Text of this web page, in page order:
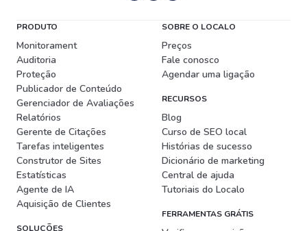
PRODUTO
Monitorament
Auditoria
Proteção
Publicador de Conteúdo
Gerenciador de Avaliações
Relatórios
Gerente de Citações
Tarefas inteligentes
Construtor de Sites
Estatísticas
Agente de IA
Aquisição de Clientes
SOLUÇÕES
SOBRE O LOCALO
Preços
Fale conosco
Agendar uma ligação
RECURSOS
Blog
Curso de SEO local
Histórias de sucesso
Dicionário de marketing
Central de ajuda
Tutoriais do Localo
FERRAMENTAS GRÁTIS